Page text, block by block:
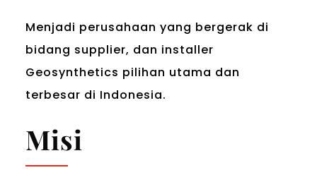
Menjadi perusahaan yang bergerak di
bidang supplier, dan installer
Geosynthetics pilihan utama dan
terbesar di Indonesia.
Misi